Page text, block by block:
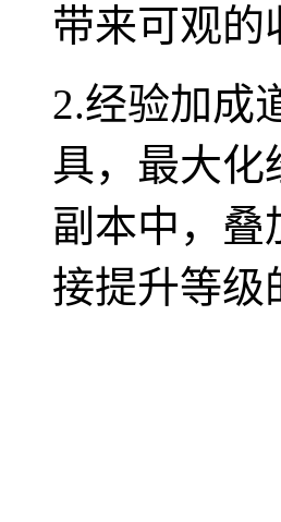
带来可观的
2.经验加成
具，最大化
副本中，叠
接提升等级